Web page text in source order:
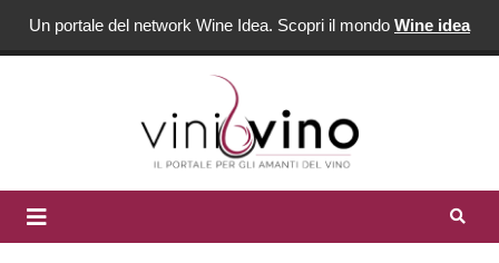
Un portale del network Wine Idea. Scopri il mondo Wine idea